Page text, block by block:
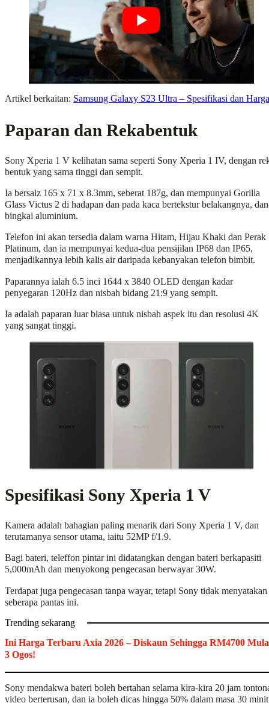
Artikel berkaitan: Samsung Galaxy S23 Ultra – Spesifikasi dan Harga
Paparan dan Rekabentuk
Sony Xperia 1 V kelihatan sama seperti Sony Xperia 1 IV, dengan
bentuk yang sama tinggi dan sempit.
Ia bersaiz 165 x 71 x 8.3mm, seberat 187g, dan mempunyai Gorilla
Glass Victus 2 di hadapan dan pada kaca bertekstur belakangnya, dan
bingkai aluminium.
Telefon ini akan tersedia dalam warna Hitam, Hijau Khaki dan Perak
Platinum, dan ia mempunyai kedua-dua pensijilan IP68 dan IP65,
menjadikannya lebih kalis air daripada kebanyakan telefon bimbit.
Paparannya ialah 6.5 inci 1644 x 3840 OLED dengan kadar
penyegaran 120Hz dan nisbah bidang 21:9 yang sempit.
Ia adalah paparan luar biasa untuk nisbah aspek itu dan resolusi 4K
yang sangat tinggi.
Spesifikasi Sony Xperia 1 V
Kamera adalah bahagian paling menarik dari Sony Xperia 1 V, dan
terutamanya sensor utama, iaitu 52MP f/1.9.
Bagi bateri, teleffon pintar ini didatangkan dengan bateri berkapasiti
5,000mAh dan menyokong pengecasan berwayar 30W.
Terdapat juga pengecasan tanpa wayar, tetapi Sony tidak menyatakan
seberapa pantas ini.
Trending sekarang
Ini Harga Terbaru Axia 2026 – Diskaun Sehingga RM4700
3 Ogos!
Sony mendakwa bateri boleh bertahan selama kira-kira 20 jam
video berterusan, dan ia boleh dicas hingga 50% dalam masa 30